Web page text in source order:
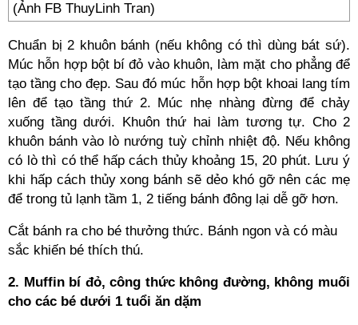
(Ảnh FB ThuyLinh Tran)
Chuẩn bị 2 khuôn bánh (nếu không có thì dùng bát sứ).
Múc hỗn hợp bột bí đỏ vào khuôn, làm mặt cho phẳng để
tạo tầng cho đẹp. Sau đó múc hỗn hợp bột khoai lang tím
lên để tạo tầng thứ 2. Múc nhẹ nhàng đừng để chảy
xuống tầng dưới. Khuôn thứ hai làm tương tự. Cho 2
khuôn bánh vào lò nướng tuỳ chỉnh nhiệt độ. Nếu không
có lò thì có thể hấp cách thủy khoảng 15, 20 phút. Lưu ý
khi hấp cách thủy xong bánh sẽ dẻo khó gỡ nên các mẹ
để trong tủ lạnh tầm 1, 2 tiếng bánh đông lại dễ gỡ hơn.
Cắt bánh ra cho bé thưởng thức. Bánh ngon và có màu
sắc khiến bé thích thú.
2. Muffin bí đỏ, công thức không đường, không muối
cho các bé dưới 1 tuổi ăn dặm